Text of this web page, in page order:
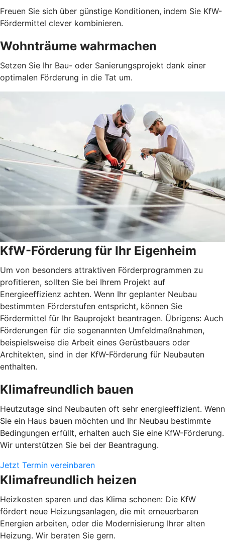
Freuen Sie sich über günstige Konditionen, indem Sie KfW-
Fördermittel clever kombinieren.
Wohnträume wahrmachen
Setzen Sie Ihr Bau- oder Sanierungsprojekt dank einer
optimalen Förderung in die Tat um.
KfW-Förderung für Ihr Eigenheim
Um von besonders attraktiven Förderprogrammen zu
profitieren, sollten Sie bei Ihrem Projekt auf
Energieeffizienz achten. Wenn Ihr geplanter Neubau
bestimmten Förderstufen entspricht, können Sie
Fördermittel für Ihr Bauprojekt beantragen. Übrigens: Auch
Förderungen für die sogenannten Umfeldmaßnahmen,
beispielsweise die Arbeit eines Gerüstbauers oder
Architekten, sind in der KfW-Förderung für Neubauten
enthalten.
Klimafreundlich bauen
Heutzutage sind Neubauten oft sehr energieeffizient. Wenn
Sie ein Haus bauen möchten und Ihr Neubau bestimmte
Bedingungen erfüllt, erhalten auch Sie eine KfW-Förderung.
Wir unterstützen Sie bei der Beantragung.
Jetzt Termin vereinbaren
Klimafreundlich heizen
Heizkosten sparen und das Klima schonen: Die KfW
fördert neue Heizungsanlagen, die mit erneuerbaren
Energien arbeiten, oder die Modernisierung Ihrer alten
Heizung. Wir beraten Sie gern.